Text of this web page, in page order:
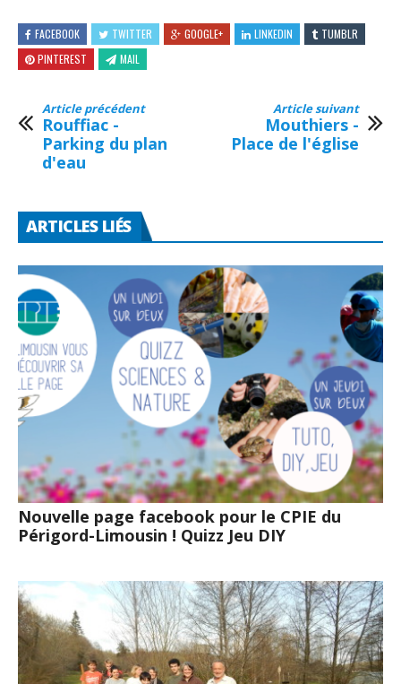
FACEBOOK TWITTER GOOGLE+ LINKEDIN
TUMBLR
PINTEREST
MAIL
Article précédent
Rouffiac -
Parking du plan
d'eau
Article suivant
Mouthiers -
Place de l'église
ARTICLES LIÉS
Nouvelle page facebook pour le CPIE du
Périgord-Limousin ! Quizz Jeu DIY